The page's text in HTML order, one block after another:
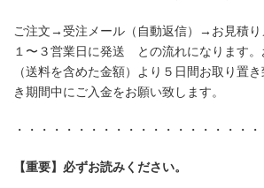
ご注文→受注メール（自動返信）→お見積
１〜３営業日に発送 との流れになります
（送料を含めた金額）より５日間お取り置
き期間中にご入金をお願い致します。
・・・・・・・・・・・・・・・・・・・・
【重要】必ずお読みください。